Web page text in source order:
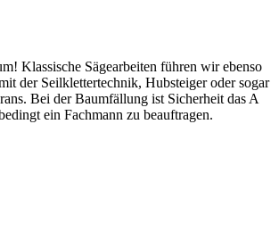
Klassische Sägearbeiten führen wir ebenso
der Seilklettertechnik, Hubsteiger oder sogar
Bei der Baumfällung ist Sicherheit das A
ein Fachmann zu beauftragen.